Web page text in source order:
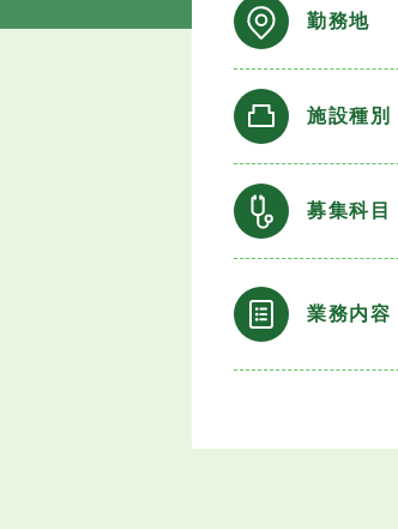
勤務地
施設種別
募集科目
業務内容